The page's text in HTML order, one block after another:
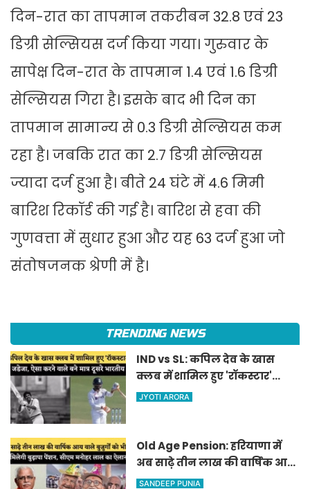
दिन-रात का तापमान तकरीबन 32.8 एवं 23
डिग्री सेल्सियस दर्ज किया गया। गुरुवार के
सापेक्ष दिन-रात के तापमान 1.4 एवं 1.6 डिग्री
सेल्सियस गिरा है। इसके बाद भी दिन का
तापमान सामान्य से 0.3 डिग्री सेल्सियस कम
रहा है। जबकि रात का 2.7 डिग्री सेल्सियस
ज्यादा दर्ज हुआ है। बीते 24 घंटे में 4.6 मिमी
बारिश रिकॉर्ड की गई है। बारिश से हवा की
गुणवत्ता में सुधार हुआ और यह 63 दर्ज हुआ जो
संतोषजनक श्रेणी में है।
TRENDING NEWS
IND vs SL: कपिल देव के खास
क्लब में शामिल हुए 'रॉकस्टार'
जडेजा, ऐसा करने वाले बने मात्र
JYOTI ARORA
Old Age Pension: हरियाणा में
अब साढ़े तीन लाख की वार्षिक आय
वाले बुजुर्गों को भी मिलेगी बुढ़ापा
SANDEEP PUNIA